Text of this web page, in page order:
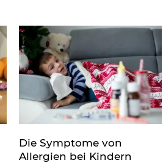
Die Symptome von
Allergien bei Kindern